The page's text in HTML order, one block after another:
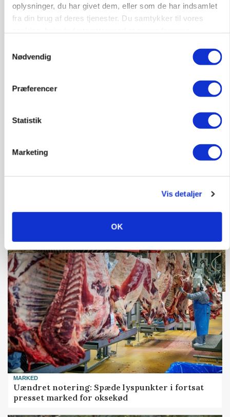
oplysninger, du har givet dem, eller som de har indsamlet
fra din brug af deres tjenester. Du samtykker til vores
Nødvendig
Præferencer
Statistik
Marketing
Vis detaljer
OK
KVÆG
PLANTER
Loading...
MARKED
Uændret notering: Spæde lyspunkter i fortsat
presset marked for oksekød